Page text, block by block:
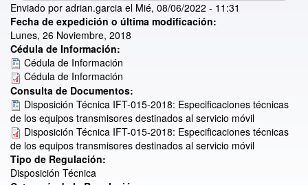
Enviado por adrian.garcia el Mié, 08/06/2022 - 11:31
Fecha de expedición o última modificación:
Lunes, 26 Noviembre, 2018
Cédula de Información:
Cédula de Información
Cédula de Información
Consulta de Documentos:
Disposición Técnica IFT-015-2018: Especificaciones técnicas
de los equipos transmisores destinados al servicio móvil
Disposición Técnica IFT-015-2018: Especificaciones técnicas
de los equipos transmisores destinados al servicio móvil
Tipo de Regulación:
Disposición Técnica